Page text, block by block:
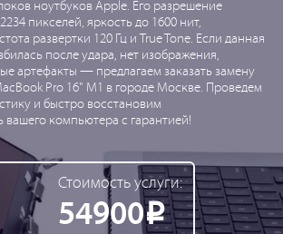
ноутбуков Apple. Его разрешение
пикселей, яркость до 1600 нит,
развертки 120 Гц и True Tone. Если данная
после удара, нет изображения,
артефакты — предлагаем заказать замену
Pro 16" M1 в городе Москве. Проведем
и быстро восстановим
вашего компьютера с гарантией!
Стоимость услуги:
54900Р